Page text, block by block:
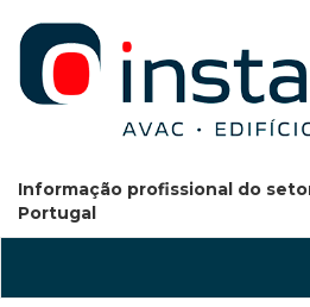
Informação profissional do
Portugal